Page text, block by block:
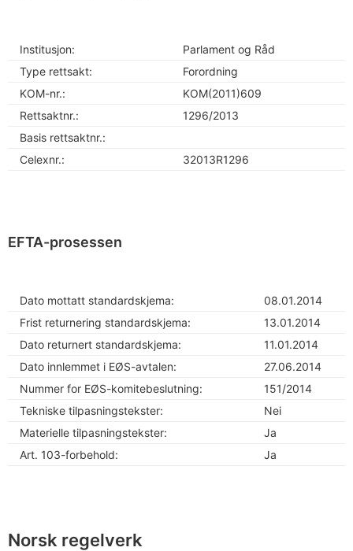
Institusjon:
Parlament og Råd
Type rettsakt:
Forordning
KOM-nr.:
KOM(2011)609
Rettsaktnr.:
1296/2013
Basis rettsaktnr.:
Celexnr.:
32013R1296
EFTA-prosessen
Dato mottatt standardskjema:
08.01.2014
Frist returnering standardskjema:
13.01.2014
Dato returnert standardskjema:
11.01.2014
Dato innlemmet i EØS-avtalen:
27.06.2014
Nummer for EØS-komitebeslutning:
151/2014
Tekniske tilpasningstekster:
Nei
Materielle tilpasningstekster:
Ja
Art. 103-forbehold:
Ja
Norsk regelverk